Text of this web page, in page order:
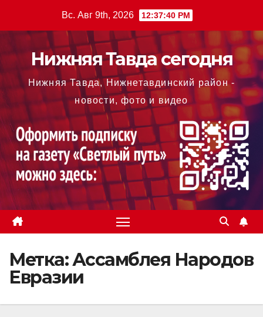
содержимому
Вс. Авг 9th, 2026 12:37:41 PM
Нижняя Тавда сегодня
Нижняя Тавда, Нижнетавдинский район -
новости, фото и видео
Метка:Ассамблея Народов
Евразии